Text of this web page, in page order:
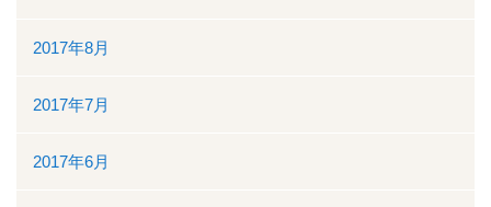
2017年8月
2017年7月
2017年6月